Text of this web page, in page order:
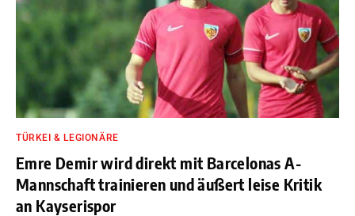
TÜRKEI & LEGIONÄRE
Emre Demir wird direkt mit Barcelonas A-
Mannschaft trainieren und äußert leise Kritik
an Kayserispor